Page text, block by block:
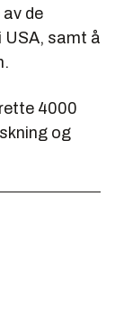
de
USA, samt å
4000
og